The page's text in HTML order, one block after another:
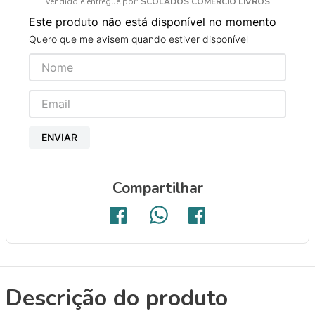
Este produto não está disponível no momento
Quero que me avisem quando estiver disponível
ENVIAR
Compartilhar
Descrição do produto
10º guache